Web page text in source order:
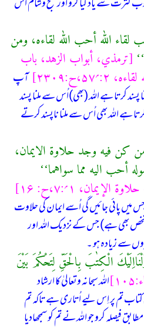
اللّٰه أحب اللّٰه لقاءه، ومن
[ترمذي، أبواب الزہد، باب
آپ
كرتا ہے اللہ (بھی)اُس سے ملنا پسند
ہے اللہ بھی اُس سے ملنا ناپسند كرتے
كن فیه وجد حلاوة الایمان،
أحب الیه مما سواهما‘‘
۱؍:۷،ح: ۱۶]
جائیں گی اُسے ایمان كی حلاوت
بھی ہے) جس كے نزدیك اللہ اور
سے زیادہ ہو ۔
الْكِتٰبَ بِالْحَقِّ لِتَحْكُمَ بَیْنَ
اللہ سبحانہ وتعالیٰ کا ارشاد
تم پر اِس لیے اُتاری ہے تاکہ تم
کرو جو اللہ نے تم کو سمجھادیا